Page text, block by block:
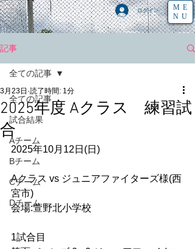
ログイン
ME
NU
記事
全ての記事
試合結果
Aチーム
Bチーム
Cチーム
Dチーム
全ての記事
2025年度 Aクラス 練習試
合
3月23日 読了時間: 1分
2025年10月12日(日)
Aクラス vs ジュニアファイターズ様(西
宮市)
会場:萱野北小学校
1試合目